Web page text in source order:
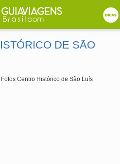
DE SÃO
Fotos Centro Histórico de São Luís